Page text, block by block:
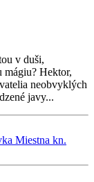
v duši,
mágiu? Hektor,
neobvyklých
javy...
Miestna kn.